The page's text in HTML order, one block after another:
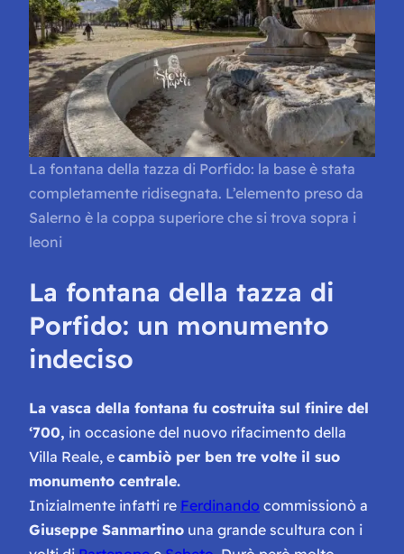
La fontana della tazza di Porfido: la base è stata
completamente ridisegnata. L’elemento preso da
Salerno è la coppa superiore che si trova sopra i
leoni
La fontana della tazza di
Porfido: un monumento
indeciso
La vasca della fontana fu costruita sul finire del
‘700, in occasione del nuovo rifacimento della
Villa Reale, e cambiò per ben tre volte il suo
monumento centrale.
Inizialmente infatti re Ferdinando commissionò a
Giuseppe Sanmartino una grande scultura con i